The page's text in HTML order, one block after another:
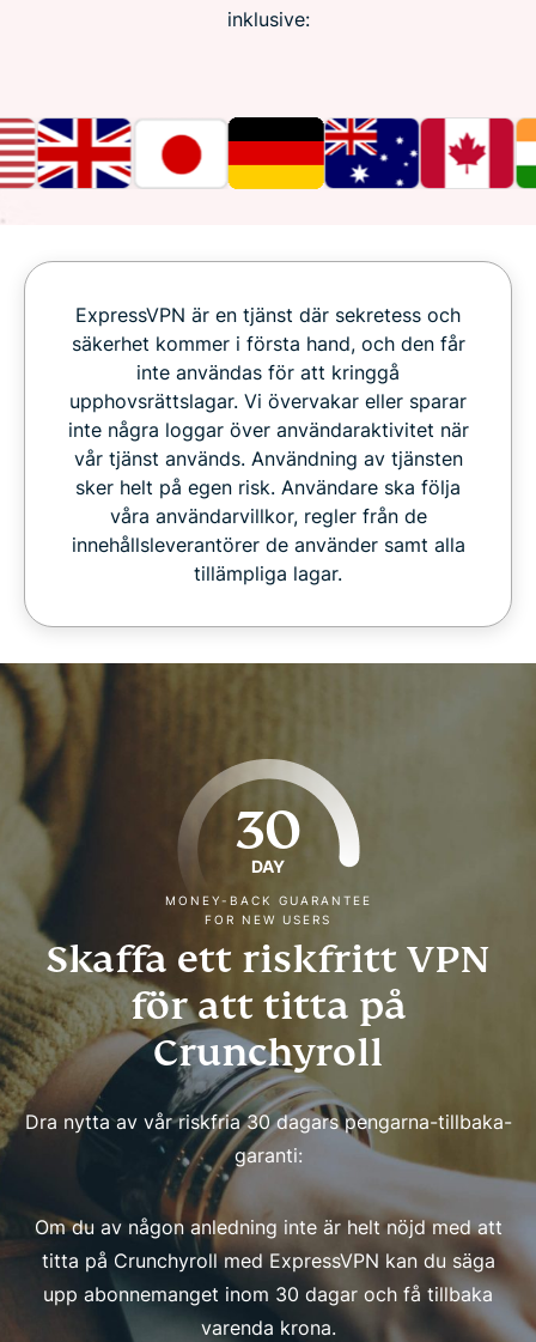
inklusive:
ExpressVPN är en tjänst där sekretess och
säkerhet kommer i första hand, och den får
inte användas för att kringgå
upphovsrättslagar. Vi övervakar eller sparar
inte några loggar över användaraktivitet när
vår tjänst används. Användning av tjänsten
sker helt på egen risk. Användare ska följa
våra användarvillkor, regler från de
innehållsleverantörer de använder samt alla
tillämpliga lagar.
30
DAY
MONEY-BACK GUARANTEE
FOR NEW USERS
Skaffa ett riskfritt VPN
för att titta på
Crunchyroll
Dra nytta av vår riskfria 30 dagars pengarna-tillbaka-
garanti:
Om du av någon anledning inte är helt nöjd med att
titta på Crunchyroll med ExpressVPN kan du säga
upp abonnemanget inom 30 dagar och få tillbaka
varenda krona.